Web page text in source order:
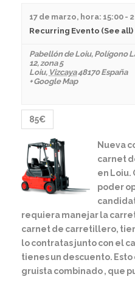
17 de marzo, hora: 15:00 -
Recurring Evento (See all)
Pabellón de Loiu, Polígono
12, zona 5
Loiu, Vizcaya48170 España
+ Google Map
85€
Nueva
carnet
en Loiu.
poder
requiera manejar la
carnet de carretillero,
lo contratas junto con el
tienes un descuento.
gruista combinado , que